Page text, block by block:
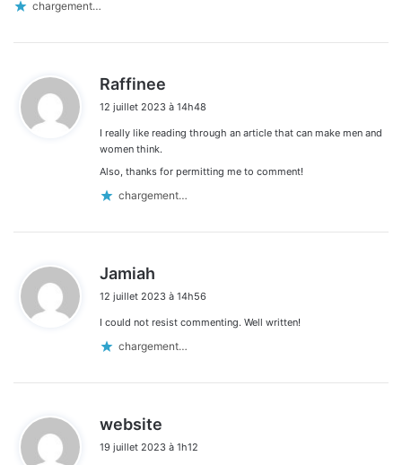
chargement…
Raffinee
t
12 juillet 2023 à 14h48
I really like reading through an article that can make men and
women think.
Also, thanks for permitting me to comment!
chargement…
Jamiah
t
12 juillet 2023 à 14h56
I could not resist commenting. Well written!
chargement…
website
t
19 juillet 2023 à 1h12